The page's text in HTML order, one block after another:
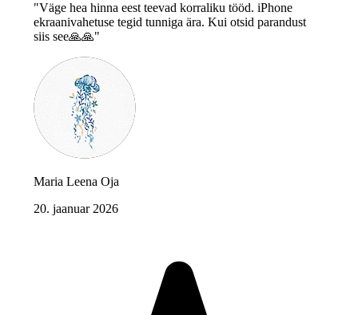
"Väge hea hinna eest teevad korraliku tööd. iPhone
ekraanivahetuse tegid tunniga ära. Kui otsid parandust
siis see🙏🙏"
Maria Leena Oja
20. jaanuar 2026